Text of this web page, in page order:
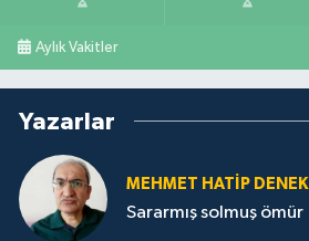
Aylık Vakitler
Yazarlar
MEHMET HATİP DENEK
Sararmış solmuş ömür